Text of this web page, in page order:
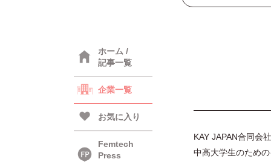
ホーム /
記事一覧
企業一覧
お気に入り
Femtech
Press
KAY JAPAN合同会
中高大学生のため